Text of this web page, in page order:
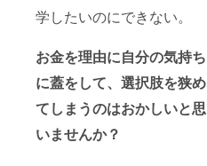
学したいのにできない。
お金を理由に自分の気持ち
に蓋をして、選択肢を狭め
てしまうのはおかしいと思
いませんか？